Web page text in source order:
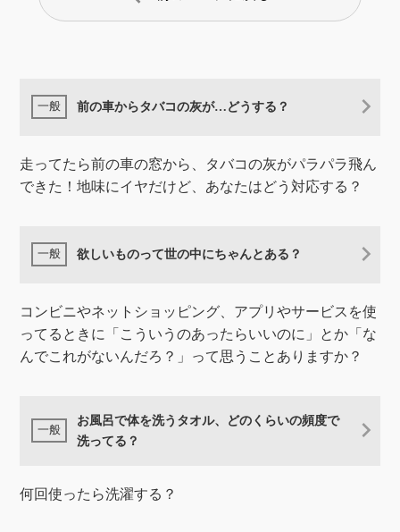
前の車からタバコの灰が…どうする？
走ってたら前の車の窓から、タバコの灰がパラパラ飛ん
できた！地味にイヤだけど、あなたはどう対応する？
欲しいものって世の中にちゃんとある？
コンビニやネットショッピング、アプリやサービスを使
ってるときに「こういうのあったらいいのに」とか「な
んでこれがないんだろ？」って思うことありますか？
お風呂で体を洗うタオル、どのくらいの頻度で
洗ってる？
何回使ったら洗濯する？